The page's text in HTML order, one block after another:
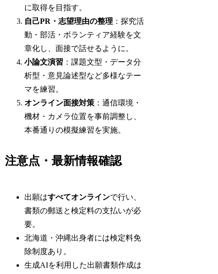
に取得を目指す。
自己PR・志望理由の整理 ：探究活
動・部活・ボランティア経験を文
章化し、面接で話せるように。
小論文演習 ：課題文型・データ分
析型・意見論述型など多様なテー
マを練習。
オンライン面接対策 ：通信環境・
機材・カメラ位置を事前調整し、
本番通りの模擬練習を実施。
注意点・最新情報確認
出願はすべてオンラインで行い、
書類の郵送と検定料の支払いが必
要。
北海道・沖縄出身者には検定料免
除制度あり。
生成AIを利用した出願書類作成は